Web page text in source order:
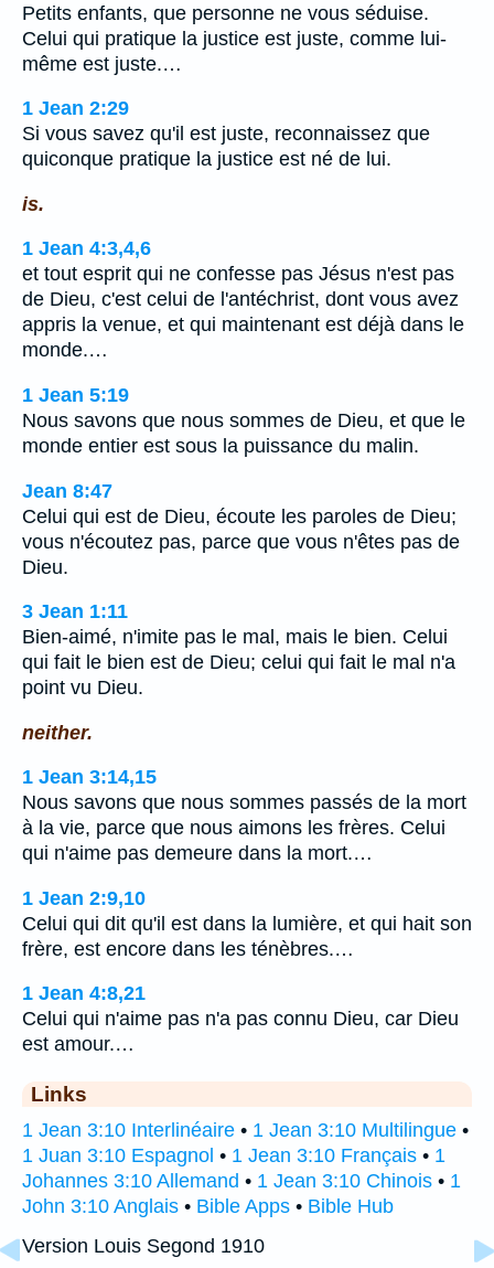
Petits enfants, que personne ne vous séduise.
Celui qui pratique la justice est juste, comme lui-
même est juste.…
1 Jean 2:29
Si vous savez qu'il est juste, reconnaissez que
quiconque pratique la justice est né de lui.
is.
1 Jean 4:3,4,6
et tout esprit qui ne confesse pas Jésus n'est pas
de Dieu, c'est celui de l'antéchrist, dont vous avez
appris la venue, et qui maintenant est déjà dans le
monde.…
1 Jean 5:19
Nous savons que nous sommes de Dieu, et que le
monde entier est sous la puissance du malin.
Jean 8:47
Celui qui est de Dieu, écoute les paroles de Dieu;
vous n'écoutez pas, parce que vous n'êtes pas de
Dieu.
3 Jean 1:11
Bien-aimé, n'imite pas le mal, mais le bien. Celui
qui fait le bien est de Dieu; celui qui fait le mal n'a
point vu Dieu.
neither.
1 Jean 3:14,15
Nous savons que nous sommes passés de la mort
à la vie, parce que nous aimons les frères. Celui
qui n'aime pas demeure dans la mort.…
1 Jean 2:9,10
Celui qui dit qu'il est dans la lumière, et qui hait son
frère, est encore dans les ténèbres.…
1 Jean 4:8,21
Celui qui n'aime pas n'a pas connu Dieu, car Dieu
est amour.…
Links
1 Jean 3:10 Interlinéaire • 1 Jean 3:10 Multilingue •
1 Juan 3:10 Espagnol • 1 Jean 3:10 Français • 1
Johannes 3:10 Allemand • 1 Jean 3:10 Chinois • 1
John 3:10 Anglais • Bible Apps • Bible Hub
Version Louis Segond 1910